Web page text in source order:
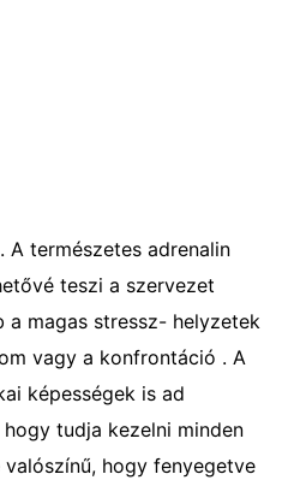
A természetes adrenalin
teszi a szervezet
a magas stressz- helyzetek
vagy a konfrontáció . A
képességek is ad
tudja kezelni minden
hogy fenyegetve